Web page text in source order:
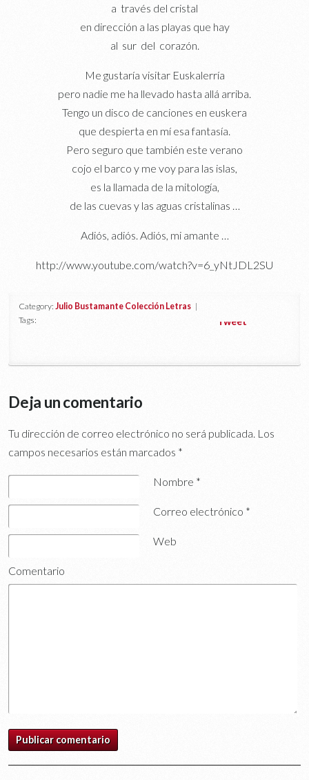
a través del cristal
en dirección a las playas que hay
al sur del corazón.
Me gustaría visitar Euskalerría
pero nadie me ha llevado hasta allá arriba.
Tengo un disco de canciones en euskera
que despierta en mí esa fantasía.
Pero seguro que también este verano
cojo el barco y me voy para las islas,
es la llamada de la mitología,
de las cuevas y las aguas cristalinas …
Adiós, adiós. Adiós, mi amante …
http://www.youtube.com/watch?v=6_yNtJDL2SU
Category:Julio Bustamante Colección Letras |
Tags:
Tweet
Deja un comentario
Tu dirección de correo electrónico no será publicada. Los
campos necesarios están marcados *
Nombre *
Correo electrónico *
Web
Comentario